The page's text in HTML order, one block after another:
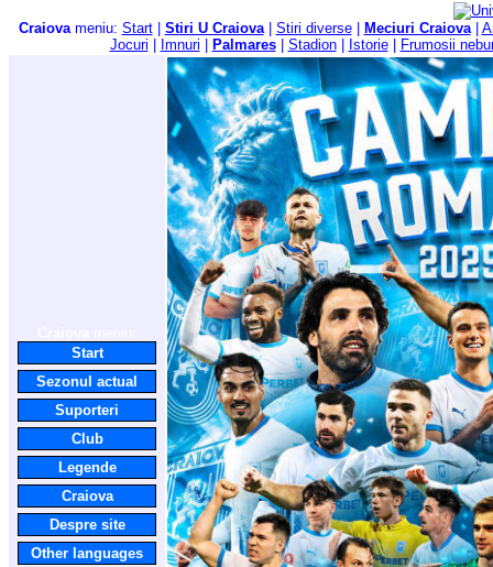
Craiovameniu: Start| Stiri U Craiova| Stiri diverse| Meciuri Craiova|
Jocuri
Imnuri Palmares| Stadion| Istorie| Frumosii
Start
Sezonul actual
Suporteri
Club
Legende
Craiova
Despre site
Other languages